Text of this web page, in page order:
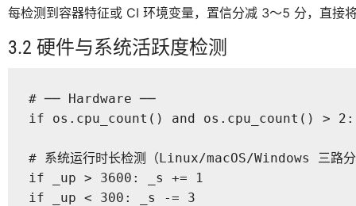
每检测到容器特征或 CI 环境变量，置信分减 3～5 分，直接
3.2 硬件与系统活跃度检测
# ── Hardware ──
if os.cpu_count() and os.cpu_count() >
# 系统运行时长检测（Linux/macOS/Windows 三路
if _up > 3600: _s += 1
if _up < 300: _s -= 3